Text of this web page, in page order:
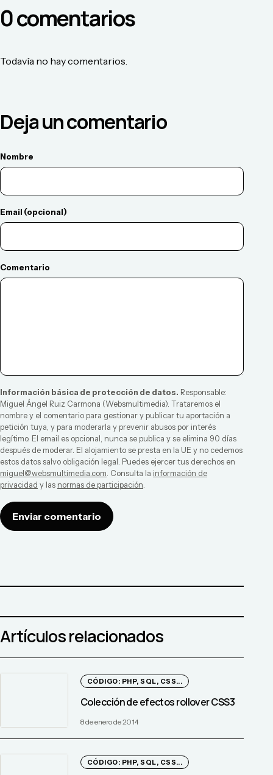
0comentarios
Todavía no hay comentarios.
Deja un comentario
Nombre
Email (opcional)
Comentario
Información básica de protección de datos. Responsable:
Miguel Ángel Ruiz Carmona (Websmultimedia). Trataremos el
nombre y el comentario para gestionar y publicar tu aportación a
petición tuya, y para moderarla y prevenir abusos por interés
legítimo. El email es opcional, nunca se publica y se elimina 90 días
después de moderar. El alojamiento se presta en la UE y no cedemos
estos datos salvo obligación legal. Puedes ejercer tus derechos en
miguel@websmultimedia.com. Consulta la información de
privacidad y las normas de participación.
Enviar comentario
Artículos relacionados
CÓDIGO: PHP, SQL, CSS...
Colección de efectos rollover CSS3
8 de enero de 2014
CÓDIGO: PHP, SQL, CSS...